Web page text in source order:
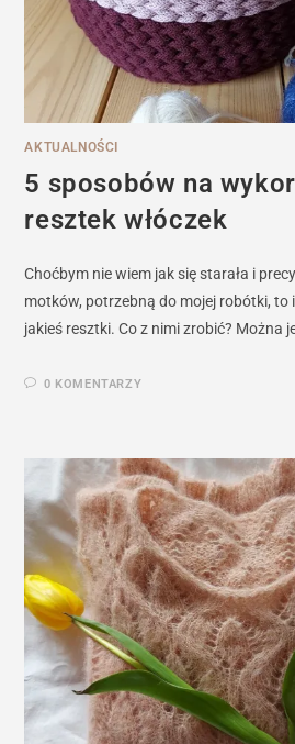
AKTUALNOŚCI
5 sposobów na
resztek włóczek
Choćbym nie wiem jak się starała i
motków, potrzebną do mojej robótki, to
jakieś resztki. Co z nimi zrobić? Można
0 KOMENTARZY